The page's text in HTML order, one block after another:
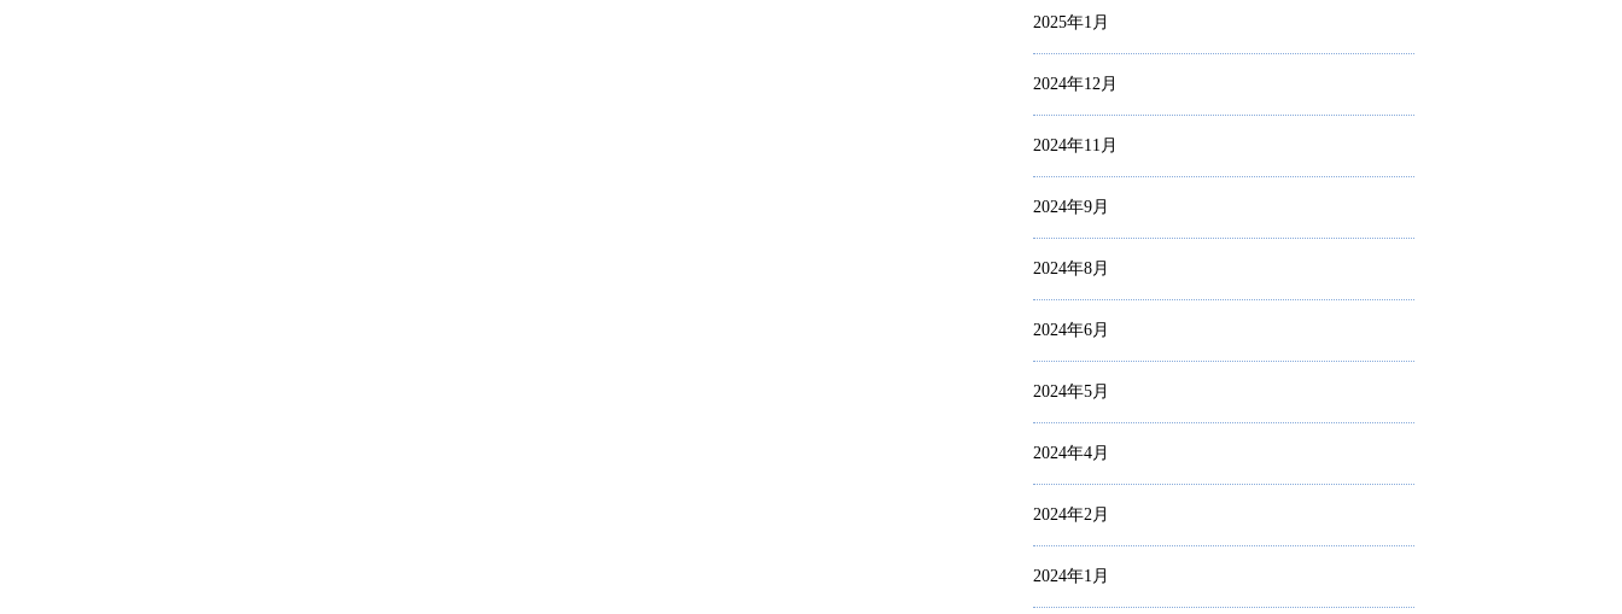
2025年1月
2024年12月
2024年11月
2024年9月
2024年8月
2024年6月
2024年5月
2024年4月
2024年2月
2024年1月